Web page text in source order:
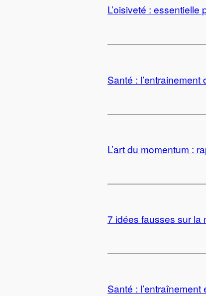
L’oisiveté : essentielle
Santé :
L’art du momentum :
7 idées fausses sur la
Santé :